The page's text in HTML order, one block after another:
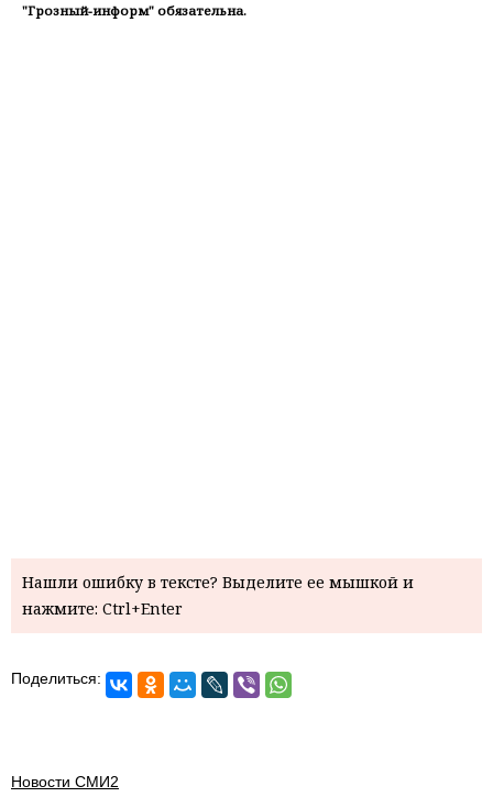
"Грозный-информ" обязательна.
Нашли ошибку в тексте? Выделите ее мышкой и
нажмите: Ctrl+Enter
Поделиться:
Новости СМИ2